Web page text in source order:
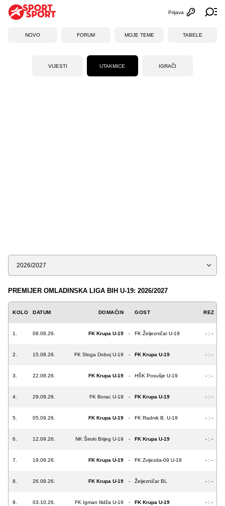
Otvori
Prijava
NOVO FORUM MOJE TEME TABELE
VIJESTI UTAKMICE IGRAČI
Sezona
PREMIJER OMLADINSKA LIGA BIH U-19: 2026/2027
KOLO DATUM DOMAĆIN GOST REZ
1. 08.08.26. FK Krupa U-19 - FK Željezničar U-19 - : -
2. 15.08.26. FK Sloga Doboj U-19 - FK Krupa U-19 - : -
3. 22.08.26. FK Krupa U-19 - HŠK Posušje U-19 - : -
4. 29.08.26. FK Borac U-19 - FK Krupa U-19 - : -
5. 05.09.26. FK Krupa U-19 - FK Radnik B. U-19 - : -
6. 12.09.26. NK Široki Brijeg U-19 - FK Krupa U-19 - : -
7. 19.09.26. FK Krupa U-19 - FK Zvijezda-09 U-19 - : -
8. 26.09.26. FK Krupa U-19 - Željezničar BL - : -
9. 03.10.26. FK Igman Ilidža U-19 - FK Krupa U-19 - : -